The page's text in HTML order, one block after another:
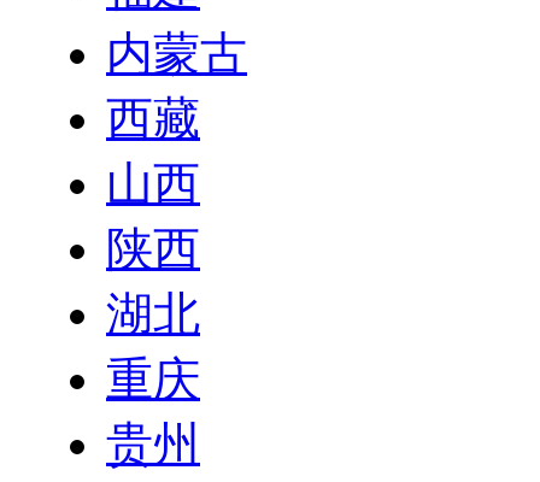
内蒙古
西藏
山西
陕西
湖北
重庆
贵州